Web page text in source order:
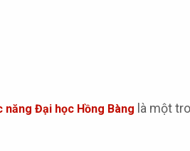
năng Đại học Hồng Bàng là một